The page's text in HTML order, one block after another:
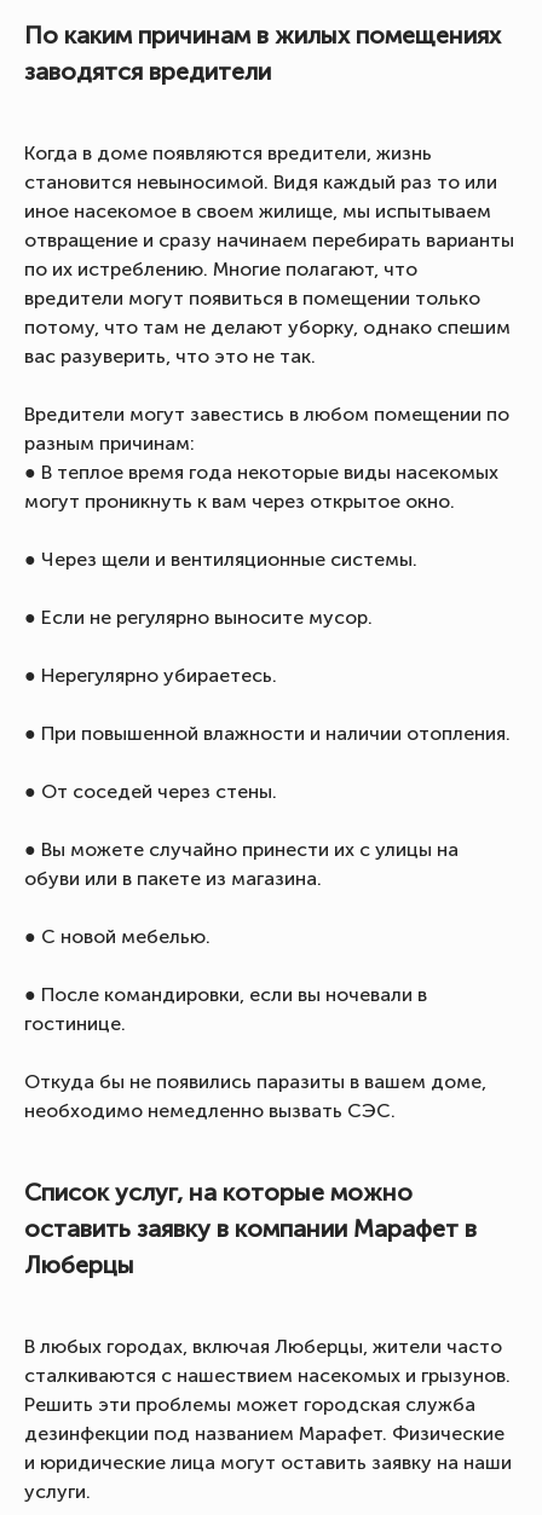
По каким причинам в жилых помещениях
заводятся вредители
Когда в доме появляются вредители, жизнь
становится невыносимой. Видя каждый раз то или
иное насекомое в своем жилище, мы испытываем
отвращение и сразу начинаем перебирать варианты
по их истреблению. Многие полагают, что
вредители могут появиться в помещении только
потому, что там не делают уборку, однако спешим
вас разуверить, что это не так.
Вредители могут завестись в любом помещении по
разным причинам:
● В теплое время года некоторые виды насекомых
могут проникнуть к вам через открытое окно.
● Через щели и вентиляционные системы.
● Если не регулярно выносите мусор.
● Нерегулярно убираетесь.
● При повышенной влажности и наличии отопления.
● От соседей через стены.
● Вы можете случайно принести их с улицы на
обуви или в пакете из магазина.
● С новой мебелью.
● После командировки, если вы ночевали в
гостинице.
Откуда бы не появились паразиты в вашем доме,
необходимо немедленно вызвать СЭС.
Список услуг, на которые можно
оставить заявку в компании Марафет в
Люберцы
В любых городах, включая Люберцы, жители часто
сталкиваются с нашествием насекомых и грызунов.
Решить эти проблемы может городская служба
дезинфекции под названием Марафет. Физические
и юридические лица могут оставить заявку на наши
услуги.